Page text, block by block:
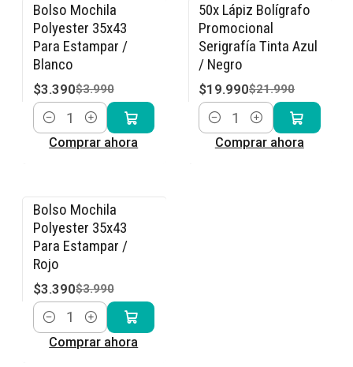
-15% OFF
Bolso Mochila
Polyester 35x43
Para Estampar /
Blanco
$3.390$3.990
Cantidad
Comprar ahora
-9% OFF
50x Lápiz Bolígrafo
Promocional
Serigrafía Tinta Azul
/ Negro
$19.990$21.990
Cantidad
Comprar ahora
-15% OFF
Bolso Mochila
Polyester 35x43
Para Estampar /
Rojo
$3.390$3.990
Cantidad
Comprar ahora